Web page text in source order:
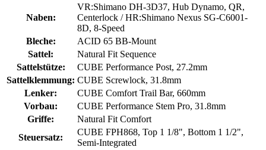
Naben:
VR:Shimano DH-3D37, Hub Dynamo, QR,
Centerlock / HR:Shimano Nexus SG-C6001-
8D, 8-Speed
Bleche:
ACID 65 BB-Mount
Sattel:
Natural Fit Sequence
Sattelstütze:
CUBE Performance Post, 27.2mm
Sattelklemmung: CUBE Screwlock, 31.8mm
Lenker:
CUBE Comfort Trail Bar, 660mm
Vorbau:
CUBE Performance Stem Pro, 31.8mm
Griffe:
Natural Fit Comfort
Steuersatz:
CUBE FPH868, Top 1 1/8", Bottom 1 1/2",
Semi-Integrated